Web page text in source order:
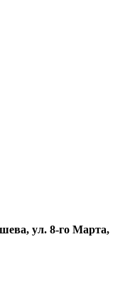
ул. 8-го Марта,